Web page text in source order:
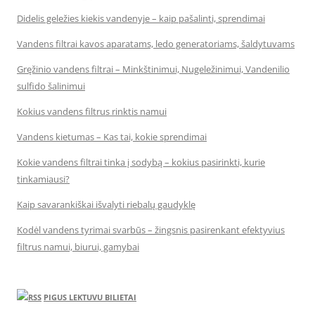
Didelis geležies kiekis vandenyje – kaip pašalinti, sprendimai
Vandens filtrai kavos aparatams, ledo generatoriams, šaldytuvams
Gręžinio vandens filtrai – Minkštinimui, Nugeležinimui, Vandenilio
sulfido šalinimui
Kokius vandens filtrus rinktis namui
Vandens kietumas – Kas tai, kokie sprendimai
Kokie vandens filtrai tinka į sodybą – kokius pasirinkti, kurie
tinkamiausi?
Kaip savarankiškai išvalyti riebalų gaudyklę
Kodėl vandens tyrimai svarbūs – žingsnis pasirenkant efektyvius
filtrus namui, biurui, gamybai
PIGUS LEKTUVU BILIETAI